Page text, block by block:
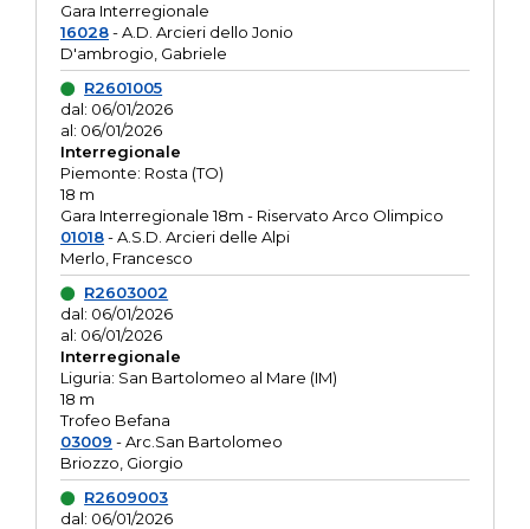
Gara Interregionale
16028- A.D. Arcieri dello Jonio
D'ambrogio, Gabriele
R2601005
dal: 06/01/2026
al: 06/01/2026
Interregionale
Piemonte: Rosta (TO)
18 m
Gara Interregionale 18m - Riservato Arco Olimpico
01018- A.S.D. Arcieri delle Alpi
Merlo, Francesco
R2603002
dal: 06/01/2026
al: 06/01/2026
Interregionale
Liguria: San Bartolomeo al Mare (IM)
18 m
Trofeo Befana
03009 - Arc.San Bartolomeo
Briozzo, Giorgio
R2609003
dal: 06/01/2026